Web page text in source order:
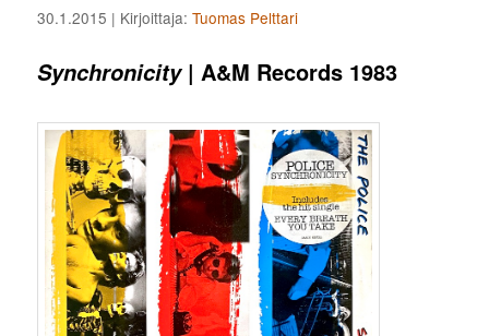
30.1.2015 | Kirjoittaja:Tuomas Pelttari
Synchronicity| A&M Records 1983